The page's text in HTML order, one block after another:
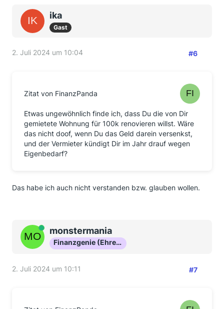
ika
Gast
2. Juli 2024 um 10:04 #6
Zitat von FinanzPanda
Etwas ungewöhnlich finde ich, dass Du die von Dir
gemietete Wohnung für 100k renovieren willst. Wäre
das nicht doof, wenn Du das Geld darein versenkst,
und der Vermieter kündigt Dir im Jahr drauf wegen
Eigenbedarf?
Das habe ich auch nicht verstanden bzw. glauben wollen.
Onlinemonstermania
Finanzgenie (Ehrenmitglied)
2. Juli 2024 um 10:11 #7